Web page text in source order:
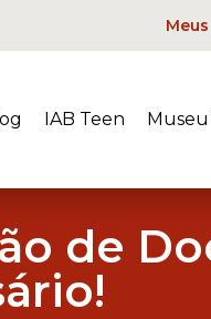
IAB Teen Museu
de